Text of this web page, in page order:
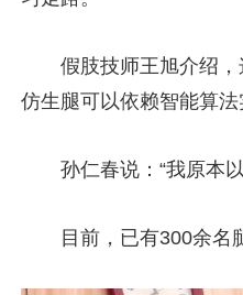
假肢技师王旭介绍，
仿生腿可以依赖智能算
孙仁春说：“我原本以
目前，已有300余名腿